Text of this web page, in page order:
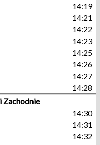
14:19
14:21
14:22
14:23
14:25
14:26
14:27
14:28
Zachodnie
14:30
14:31
14:32